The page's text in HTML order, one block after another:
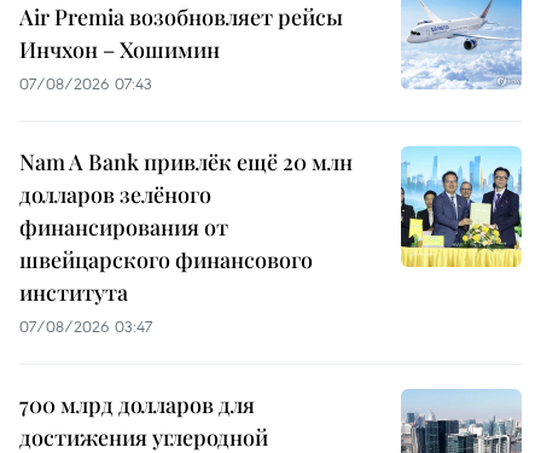
Air Premia возобновляет рейсы
Инчхон – Хошимин
07/08/2026 07:43
Nam A Bank привлёк ещё 20 млн
долларов зелёного
финансирования от
швейцарского финансового
института
07/08/2026 03:47
700 млрд долларов для
достижения углеродной